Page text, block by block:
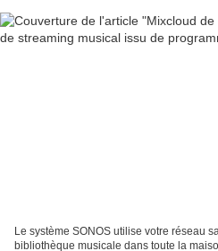
Le système SONOS utilise votre réseau
bibliothèque musicale dans toute la